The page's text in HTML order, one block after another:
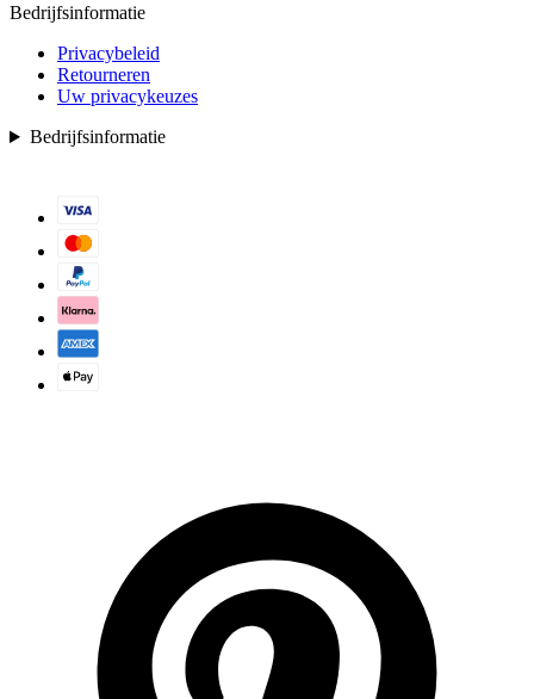
Bedrijfsinformatie
Privacybeleid
Retourneren
Uw privacykeuzes
Bedrijfsinformatie